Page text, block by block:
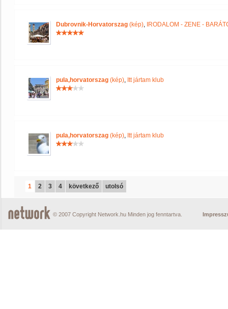
Dubrovnik-Horvatorszag (kép), IRODALOM - ZENE -
pula,horvatorszag (kép), Itt jártam klub
pula,horvatorszag (kép), Itt jártam klub
1 2 3 4 következő utolsó
© 2007 Copyright Network.hu Minden jog fenntartva.